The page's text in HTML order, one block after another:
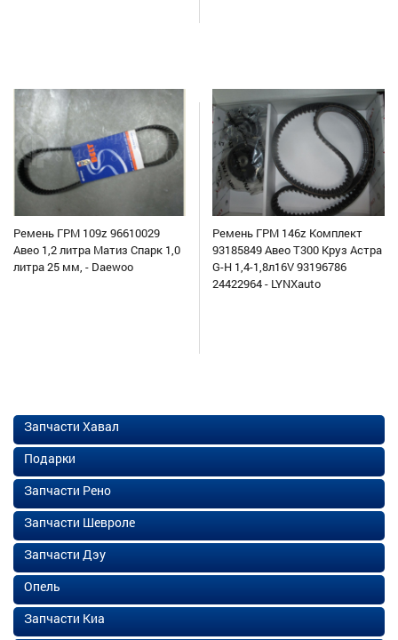
Ремень ГРМ 109z 96610029
Авео 1,2 литра Матиз Спарк 1,0
литра 25 мм, - Daewoo
Ремень ГРМ 146z Комплект
93185849 Авео Т300 Круз Астра
G-H 1,4-1,8л16V 93196786
24422964 - LYNXauto
Запчасти Хавал
Подарки
Запчасти Рено
Запчасти Шевроле
Запчасти Дэу
Опель
Запчасти Киа